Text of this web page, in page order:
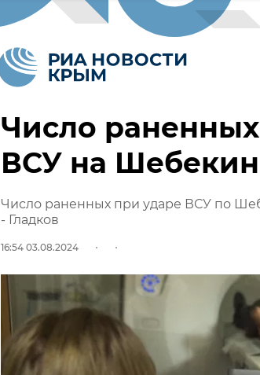
Число
ВСУ на
Число раненных при ударе ВСУ по
- Гладков
16:54 03.08.2024